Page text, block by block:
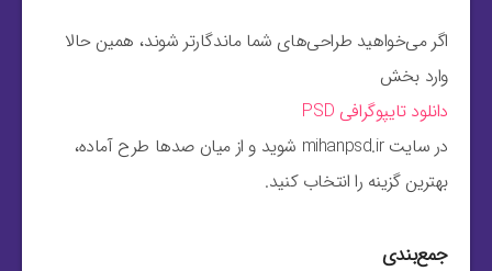
اگر می‌خواهید طراحی‌های شما ماندگارتر شوند، همین حالا
وارد بخش
دانلود تایپوگرافی PSD
در سایت mihanpsd.ir شوید و از میان صدها طرح آماده،
بهترین گزینه را انتخاب کنید.
جمع‌بندی